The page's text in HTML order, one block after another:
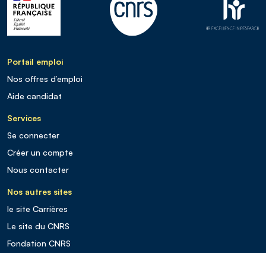
Portail emploi
Nos offres d’emploi
Aide candidat
Services
Se connecter
Créer un compte
Nous contacter
Nos autres sites
le site Carrières
Le site du CNRS
Fondation CNRS